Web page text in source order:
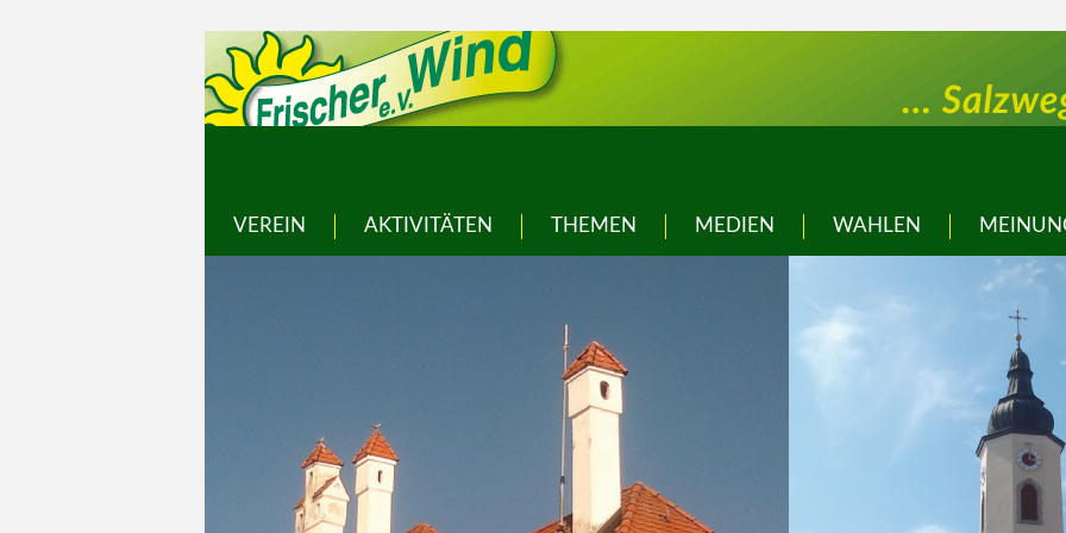
VEREIN AKTIVITÄTEN THEMEN MEDIEN WAHLEN